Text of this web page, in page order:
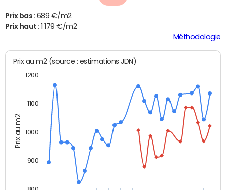
Prix bas : 689 €/m2
Prix haut :
1 179 €/m2
Méthodologie
Prix au m2
Prix au m2 (source : estimations JDN)
900
1000
1100
1200